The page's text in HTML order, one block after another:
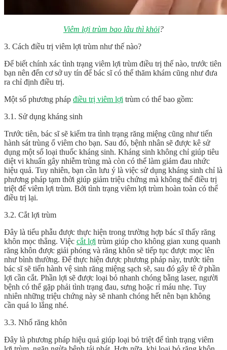
Viêm lợi trùm bao lâu thì khỏi?
3. Cách điều trị viêm lợi trùm như thế nào?
Để biết chính xác tình trạng viêm lợi trùm điều trị thế nào, trước tiên
bạn nên đến cơ sở uy tín để bác sĩ có thể thăm khám cũng như đưa
ra chỉ định điều trị.
Một số phương pháp điều trị viêm lợi trùm có thể bao gồm:
3.1. Sử dụng kháng sinh
Trước tiên, bác sĩ sẽ kiểm tra tình trạng răng miệng cũng như tiến
hành sát trùng ổ viêm cho bạn. Sau đó, bệnh nhân sẽ được kê sử
dụng một số loại thuốc kháng sinh. Kháng sinh không chỉ giúp tiêu
diệt vi khuẩn gây nhiễm trùng mà còn có thể làm giảm đau nhức
hiệu quả. Tuy nhiên, bạn cần lưu ý là việc sử dụng kháng sinh chỉ là
phương pháp tạm thời giúp giảm triệu chứng mà không thể điều trị
triệt để viêm lợi trùm. Bởi tình trạng viêm lợi trùm hoàn toàn có thể
điều trị lại.
3.2. Cắt lợi trùm
Đây là tiểu phẫu được thực hiện trong trường hợp bác sĩ thấy răng
khôn mọc thẳng. Việc cắt lợi trùm giúp cho không gian xung quanh
răng khôn được giải phóng và răng khôn sẽ tiếp tục được mọc lên
như bình thường. Để thực hiện được phương pháp này, trước tiên
bác sĩ sẽ tiến hành vệ sinh răng miệng sạch sẽ, sau đó gây tê ở phần
lợi cần cắt. Phần lợi sẽ được loại bỏ nhanh chóng bằng laser, người
bệnh có thể gặp phải tình trạng đau, sưng hoặc rỉ máu nhẹ. Tuy
nhiên những triệu chứng này sẽ nhanh chóng hết nên bạn không
cần quá lo lắng nhé.
3.3. Nhổ răng khôn
Đây là phương pháp hiệu quả giúp loại bỏ triệt để tình trạng viêm